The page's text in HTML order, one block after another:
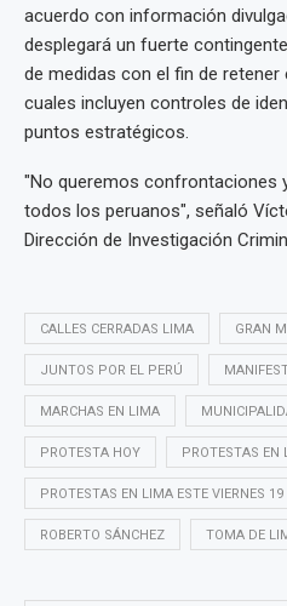
acuerdo con información
desplegará un fuerte
de medidas con el fin de retener
cuales incluyen controles de
puntos estratégicos.
"No queremos confrontaciones
todos los peruanos", señaló
Dirección de Investigación
CALLES CERRADAS LIMA GRAN
JUNTOS POR EL PERÚ
MARCHAS EN LIMA
PROTESTA HOY PROTESTAS EN
PROTESTAS EN LIMA ESTE VIERNES
ROBERTO SÁNCHEZ TOMA DE